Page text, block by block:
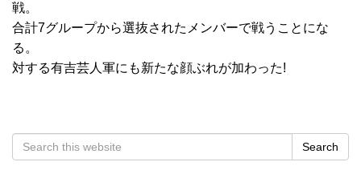
戦。
合計7グループから選抜されたメンバーで戦うことにな
る。
対する有吉芸人軍にも新たな顔ぶれが加わった!
Search